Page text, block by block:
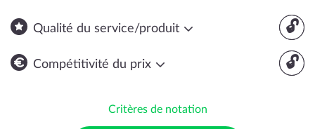
🔓
Qualité du service/produit
🔓
Compétitivité du prix
Critères de notation